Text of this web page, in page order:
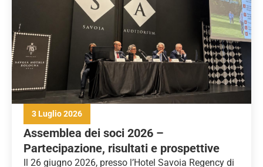
3 Luglio 2026
Assemblea dei soci 2026 –
Partecipazione, risultati e prospettive
Il 26 giugno 2026, presso l’Hotel Savoia Regency di